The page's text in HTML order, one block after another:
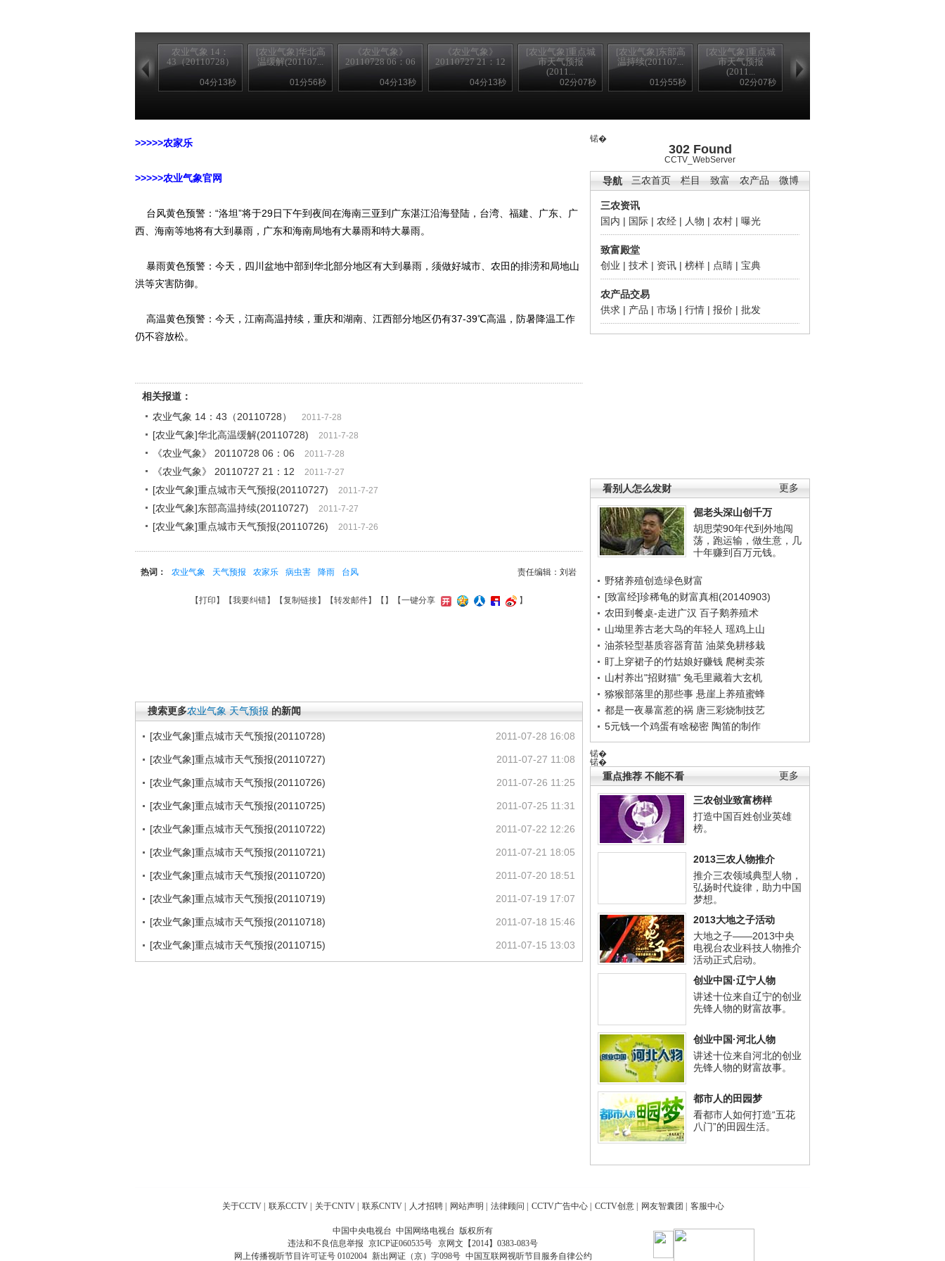
农业气象 14：
43（20110728）
04分13秒
[农业气象]华北高
温缓解(201107...
01分56秒
《农业气象》
20110728 06：06
04分13秒
《农业气象》
20110727 21：12
04分13秒
[农业气象]重点城
市天气预报
(2011...
02分07秒
[农业气象]东部高
温持续(201107...
01分55秒
[农业气象]重点城
市天气预报
(2011...
02分07秒
锘�
302 Found
CCTV_WebServer
三农首页 栏目 致富 农产品 微博
导航
三农资讯
国内 | 国际 | 农经 | 人物 | 农村 | 曝光
致富殿堂
创业 | 技术 | 资讯 | 榜样 | 点睛 | 宝典
农产品交易
供求 | 产品 | 市场 | 行情 | 报价 | 批发
更多
看别人怎么发财
倔老头深山创千万
胡思荣90年代到外地闯
荡，跑运输，做生意，几
十年赚到百万元钱。
野猪养殖创造绿色财富
[致富经]珍稀龟的财富真相(20140903)
农田到餐桌-走进广汉 百子鹅养殖术
山坳里养古老大鸟的年轻人 瑶鸡上山
油茶轻型基质容器育苗 油菜免耕移栽
盯上穿裙子的竹姑娘好赚钱 爬树卖茶
山村养出"招财猫" 兔毛里藏着大玄机
猕猴部落里的那些事 悬崖上养殖蜜蜂
都是一夜暴富惹的祸 唐三彩烧制技艺
5元钱一个鸡蛋有啥秘密 陶笛的制作
锘�
锘�
更多
重点推荐 不能不看
三农创业致富榜样
打造中国百姓创业英雄
榜。
2013三农人物推介
推介三农领域典型人物，
弘扬时代旋律，助力中国
梦想。
2013大地之子活动
大地之子——2013中央
电视台农业科技人物推介
活动正式启动。
创业中国·辽宁人物
讲述十位来自辽宁的创业
先锋人物的财富故事。
创业中国·河北人物
讲述十位来自河北的创业
先锋人物的财富故事。
都市人的田园梦
看都市人如何打造“五花
八门”的田园生活。
>>>>>农家乐
>>>>>农业气象官网
台风黄色预警：“洛坦”将于29日下午到夜间在海南三亚到广东湛江沿海登陆，台湾、福建、广东、广
西、海南等地将有大到暴雨，广东和海南局地有大暴雨和特大暴雨。
暴雨黄色预警：今天，四川盆地中部到华北部分地区有大到暴雨，须做好城市、农田的排涝和局地山
洪等灾害防御。
高温黄色预警：今天，江南高温持续，重庆和湖南、江西部分地区仍有37-39℃高温，防暑降温工作
仍不容放松。
相关报道：
农业气象 14：43（20110728）
2011-7-28
[农业气象]华北高温缓解(20110728) 2011-7-28
《农业气象》 20110728 06：06 2011-7-28
《农业气象》 20110727 21：12 2011-7-27
[农业气象]重点城市天气预报(20110727) 2011-7-27
[农业气象]东部高温持续(20110727) 2011-7-27
[农业气象]重点城市天气预报(20110726) 2011-7-26
责任编辑：刘岩
热词： 农业气象 天气预报 农家乐 病虫害 降雨 台风
【打印 】【我要纠错】【复制链接】【转发邮件】【 】 【一键分享 】
搜索更多农业气象 天气预报 的新闻
2011-07-28 16:08
[农业气象]重点城市天气预报(20110728)
2011-07-27 11:08
[农业气象]重点城市天气预报(20110727)
2011-07-26 11:25
[农业气象]重点城市天气预报(20110726)
2011-07-25 11:31
[农业气象]重点城市天气预报(20110725)
2011-07-22 12:26
[农业气象]重点城市天气预报(20110722)
2011-07-21 18:05
[农业气象]重点城市天气预报(20110721)
2011-07-20 18:51
[农业气象]重点城市天气预报(20110720)
2011-07-19 17:07
[农业气象]重点城市天气预报(20110719)
2011-07-18 15:46
[农业气象]重点城市天气预报(20110718)
2011-07-15 13:03
[农业气象]重点城市天气预报(20110715)
关于CCTV 联系CCTV 关于CNTV 联系CNTV 人才招聘 网站声明 法律顾问 CCTV广告中心 CCTV创意 网友智囊团 客服中心
中国中央电视台 中国网络电视台 版权所有
违法和不良信息举报 京ICP证060535号
京网文【2014】0383-083号
网上传播视听节目许可证号 0102004 新出网证（京）字098号 中国互联网视听节目服务自律公约